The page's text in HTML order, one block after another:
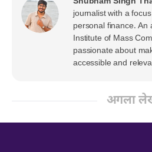
journalist with a
personal finance. An
Institute of Mass
passionate about
accessible and
अगला